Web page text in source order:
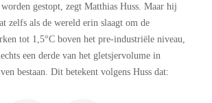
worden gestopt, zegt Matthias Huss. Maar hij
zelfs als de wereld erin slaagt om de
tot 1,5°C boven het pre-industriële niveau,
een derde van het gletsjervolume in
bestaan. Dit betekent volgens Huss dat: